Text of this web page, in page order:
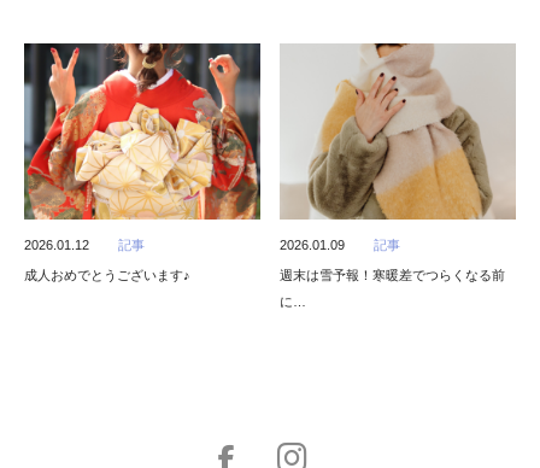
2026.01.12 記事
成人おめでとうございます♪
2026.01.09 記事
週末は雪予報！寒暖差でつらくなる前
に…